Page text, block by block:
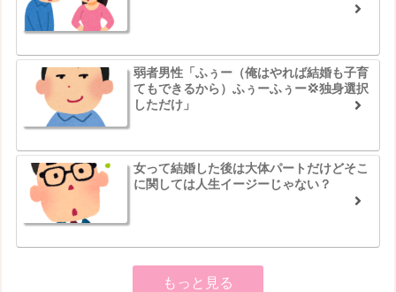
弱者男性「ふぅー（俺はやれば結婚も子育
てもできるから）ふぅーふぅー💢独身選択
しただけ」
女って結婚した後は大体パートだけどそこ
に関しては人生イージーじゃない？
もっと見る